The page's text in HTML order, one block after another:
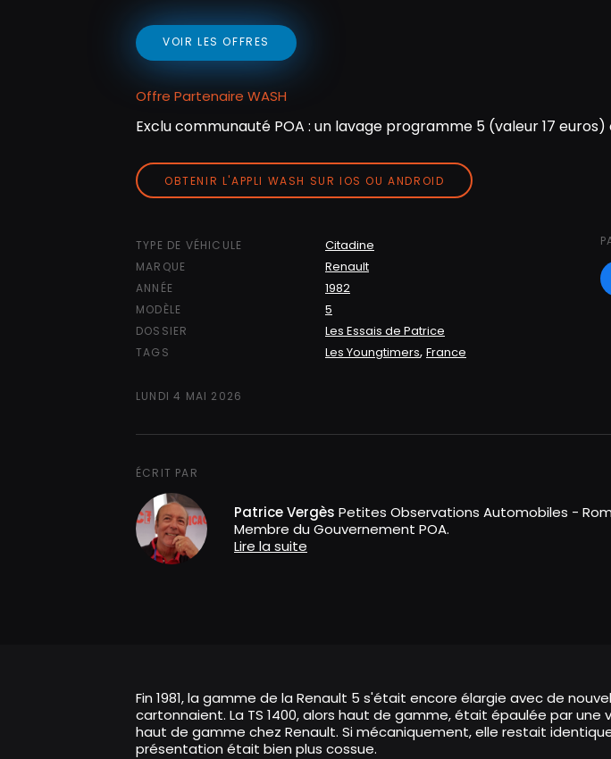
VOIR LES OFFRES
Offre Partenaire WASH
Exclu communauté POA : un lavage programme 5 (valeur 17
OBTENIR L'APPLI WASH SUR IOS OU ANDROID
TYPE DE VÉHICULE Citadine
MARQUE Renault
ANNÉE 1982
MODÈLE 5
DOSSIER Les Essais de Patrice
TAGS Les Youngtimers, France
LUNDI 4 MAI 2026
ÉCRIT PAR
Patrice Vergès Petites Observations Automobiles -
Membre du Gouvernement POA.
Lire la suite
Fin 1981, la gamme de la Renault 5 s'était encore élargie avec de
cartonnaient. La TS 1400, alors haut de gamme, était épaulée par
haut de gamme chez Renault. Si mécaniquement, elle restait
présentation était bien plus cossue.